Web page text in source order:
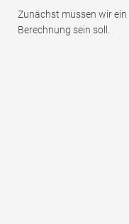
Zunächst müssen wir ein
Berechnung sein soll.